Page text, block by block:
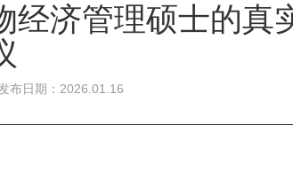
经济管理硕士的真
布日期：2026.01.16